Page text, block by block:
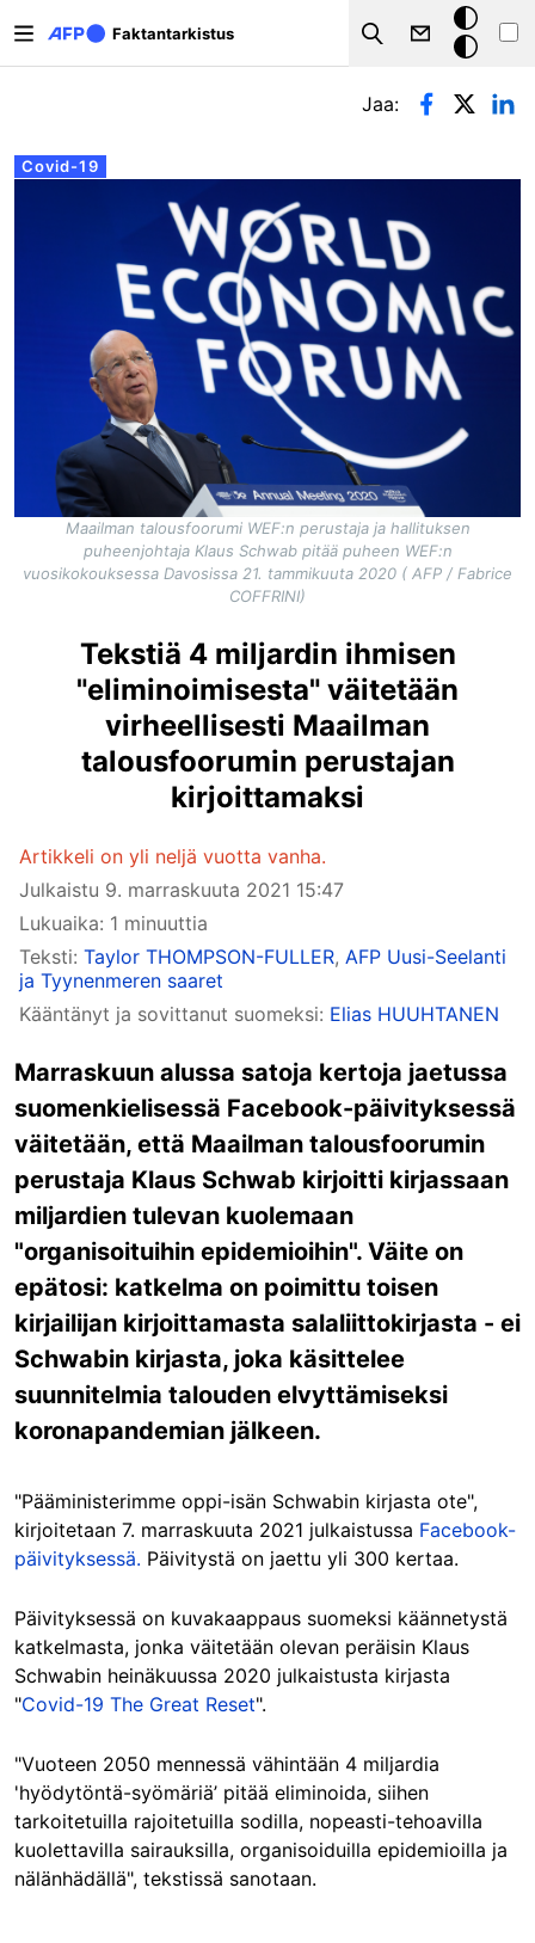
Faktantarkistus
Search
Tumma
tila
Ensisijaiset välilehdet
Covid-19
Jaa:
Maailman talousfoorumi WEF:n perustaja ja hallituksen
puheenjohtaja Klaus Schwab pitää puheen WEF:n
vuosikokouksessa Davosissa 21. tammikuuta 2020 ( AFP / Fabrice
COFFRINI)
Tekstiä 4 miljardin ihmisen
"eliminoimisesta" väitetään
virheellisesti Maailman
talousfoorumin perustajan
kirjoittamaksi
Artikkeli on yli neljä vuotta vanha.
Julkaistu 9. marraskuuta 2021 15:47
Lukuaika: 1 minuuttia
Teksti: Taylor THOMPSON-FULLER, AFP Uusi-Seelanti
ja Tyynenmeren saaret
Kääntänyt ja sovittanut suomeksi: Elias HUUHTANEN
Marraskuun alussa satoja kertoja jaetussa
suomenkielisessä Facebook-päivityksessä
väitetään, että Maailman talousfoorumin
perustaja Klaus Schwab kirjoitti kirjassaan
miljardien tulevan kuolemaan
"organisoituihin epidemioihin". Väite on
epätosi: katkelma on poimittu toisen
kirjailijan kirjoittamasta salaliittokirjasta - ei
Schwabin kirjasta, joka käsittelee
suunnitelmia talouden elvyttämiseksi
koronapandemian jälkeen.
"Pääministerimme oppi-isän Schwabin kirjasta ote",
kirjoitetaan 7. marraskuuta 2021 julkaistussa Facebook-
päivityksessä. Päivitystä on jaettu yli 300 kertaa.
Päivityksessä on kuvakaappaus suomeksi käännetystä
katkelmasta, jonka väitetään olevan peräisin Klaus
Schwabin heinäkuussa 2020 julkaistusta kirjasta
"Covid-19 The Great Reset".
"Vuoteen 2050 mennessä vähintään 4 miljardia
'hyödytöntä-syömäriä’ pitää eliminoida, siihen
tarkoitetuilla rajoitetuilla sodilla, nopeasti-tehoavilla
kuolettavilla sairauksilla, organisoiduilla epidemioilla ja
nälänhädällä", tekstissä sanotaan.